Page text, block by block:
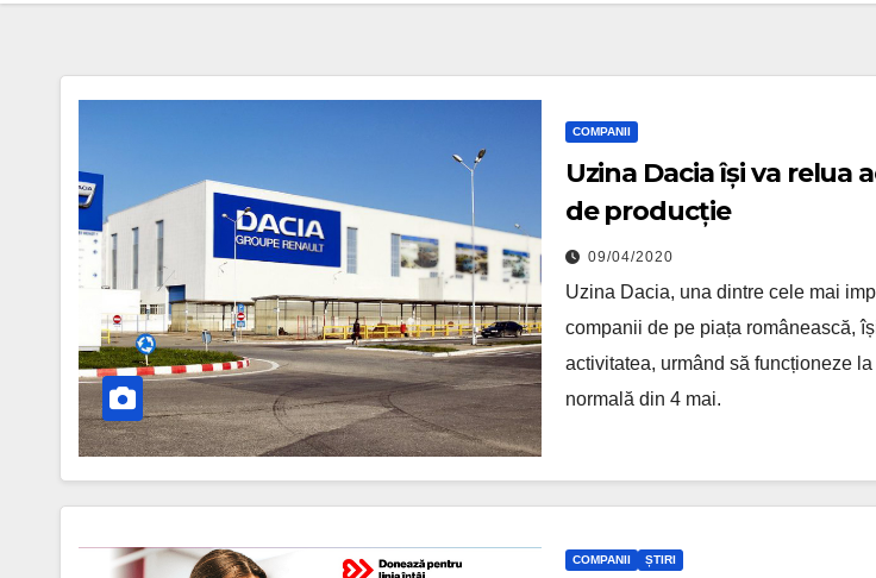
COMPANII
Uzina Dacia își va relua
de producție
09/04/2020
Uzina Dacia, una dintre cele mai
companii de pe piața românească,
activitatea, urmând să funcționeze
normală din 4 mai.
COMPANII ȘTIRI